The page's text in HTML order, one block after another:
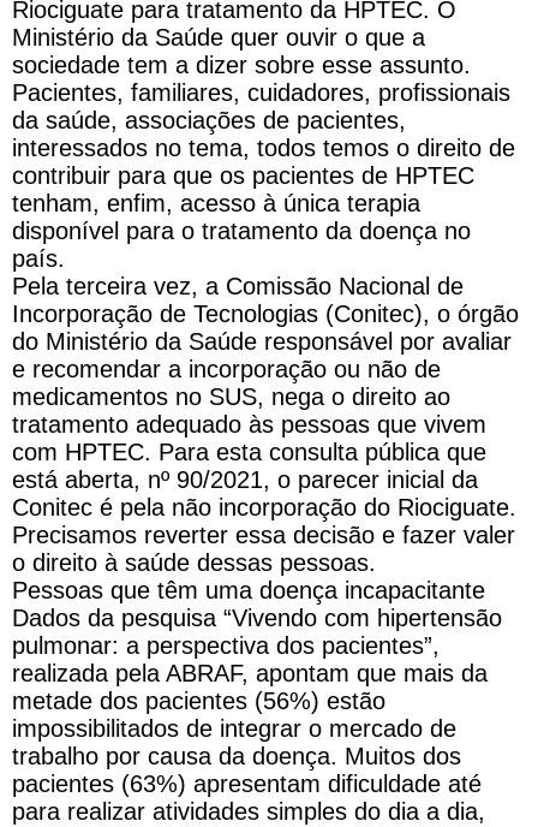
Riociguate para tratamento da HPTEC. O
Ministério da Saúde quer ouvir o que a
sociedade tem a dizer sobre esse assunto.
Pacientes, familiares, cuidadores, profissionais
da saúde, associações de pacientes,
interessados no tema, todos temos o direito de
contribuir para que os pacientes de HPTEC
tenham, enfim, acesso à única terapia
disponível para o tratamento da doença no
país.
Pela terceira vez, a Comissão Nacional de
Incorporação de Tecnologias (Conitec), o órgão
do Ministério da Saúde responsável por avaliar
e recomendar a incorporação ou não de
medicamentos no SUS, nega o direito ao
tratamento adequado às pessoas que vivem
com HPTEC. Para esta consulta pública que
está aberta, nº 90/2021, o parecer inicial da
Conitec é pela não incorporação do Riociguate.
Precisamos reverter essa decisão e fazer valer
o direito à saúde dessas pessoas.
Pessoas que têm uma doença incapacitante
Dados da pesquisa “Vivendo com hipertensão
pulmonar: a perspectiva dos pacientes”,
realizada pela ABRAF, apontam que mais da
metade dos pacientes (56%) estão
impossibilitados de integrar o mercado de
trabalho por causa da doença. Muitos dos
pacientes (63%) apresentam dificuldade até
para realizar atividades simples do dia a dia,